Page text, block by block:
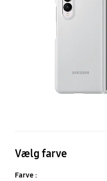
Vælg farve
Farve :